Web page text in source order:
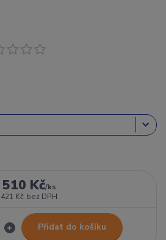
510 Kč/ks
421 Kč bez DPH
Přidat do košíku